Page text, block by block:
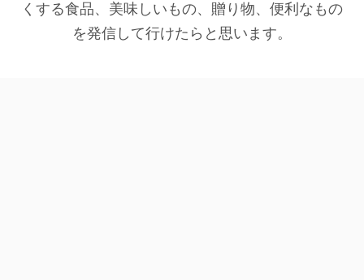
くする食品、美味しいもの、贈り物、便利なもの
を発信して行けたらと思います。